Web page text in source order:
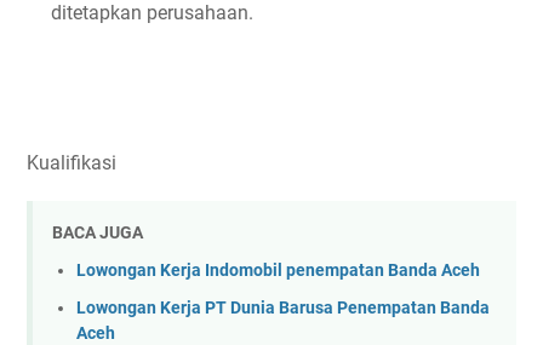
ditetapkan perusahaan.
Kualifikasi
BACA JUGA
Lowongan Kerja Indomobil penempatan Banda Aceh
Lowongan Kerja PT Dunia Barusa Penempatan Banda
Aceh